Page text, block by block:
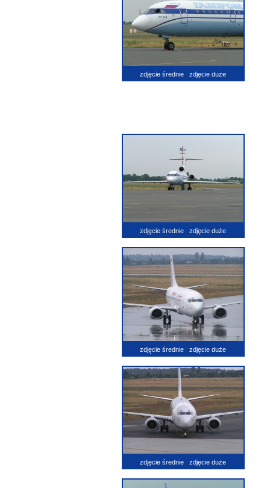
zdjęcie średnie zdjęcie duże
zdjęcie średnie zdjęcie duże
zdjęcie średnie zdjęcie duże
zdjęcie średnie zdjęcie duże